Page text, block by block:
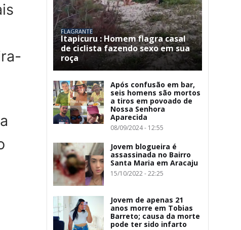
FLAGRANTE
Itapicuru : Homem flagra casal
de ciclista fazendo sexo em sua
roça
Após confusão em bar,
seis homens são mortos
a tiros em povoado de
Nossa Senhora
Aparecida
08/09/2024 - 12:55
Jovem blogueira é
assassinada no Bairro
Santa Maria em Aracaju
15/10/2022 - 22:25
Jovem de apenas 21
anos morre em Tobias
Barreto; causa da morte
pode ter sido infarto